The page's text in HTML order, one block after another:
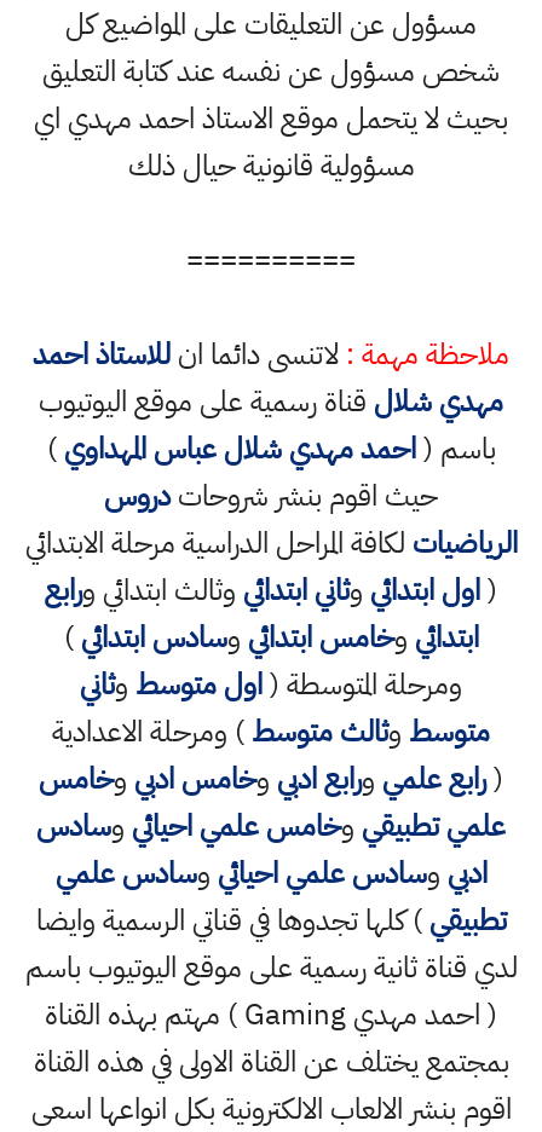
مسؤول عن التعليقات على المواضيع كل
شخص مسؤول عن نفسه عند كتابة التعليق
بحيث لا يتحمل موقع الاستاذ احمد مهدي اي
مسؤولية قانونية حيال ذلك
==========
ملاحظة مهمة : لاتنسى دائما انللاستاذ احمد
مهدي شلال قناة رسمية على موقع اليوتيوب
باسم (احمد مهدي شلال عباس المهداوي)
حيث اقوم بنشر شروحاتدروس
الرياضيات لكافة المراحل الدراسية مرحلة الابتدائي
(اول ابتدائي وثاني ابتدائي وثالث ابتدائي ورابع
ابتدائي وخامس ابتدائي وسادس ابتدائي)
ومرحلة المتوسطة (اول متوسط وثاني
متوسط وثالث متوسط) ومرحلة الاعدادية
(رابع علمي ورابع ادبي وخامس ادبي وخامس
علمي تطبيقي وخامس علمي احيائي وسادس
ادبي وسادس علمي احيائي وسادس علمي
تطبيقي) كلها تجدوها في قناتي الرسمية وايضا
لدي قناة ثانية رسمية على موقع اليوتيوب باسم
( احمد مهدي Gaming ) مهتم بهذه القناة
بمجتمع يختلف عن القناة الاولى في هذه القناة
اقوم بنشر الالعاب الالكترونية بكل انواعها اسعى